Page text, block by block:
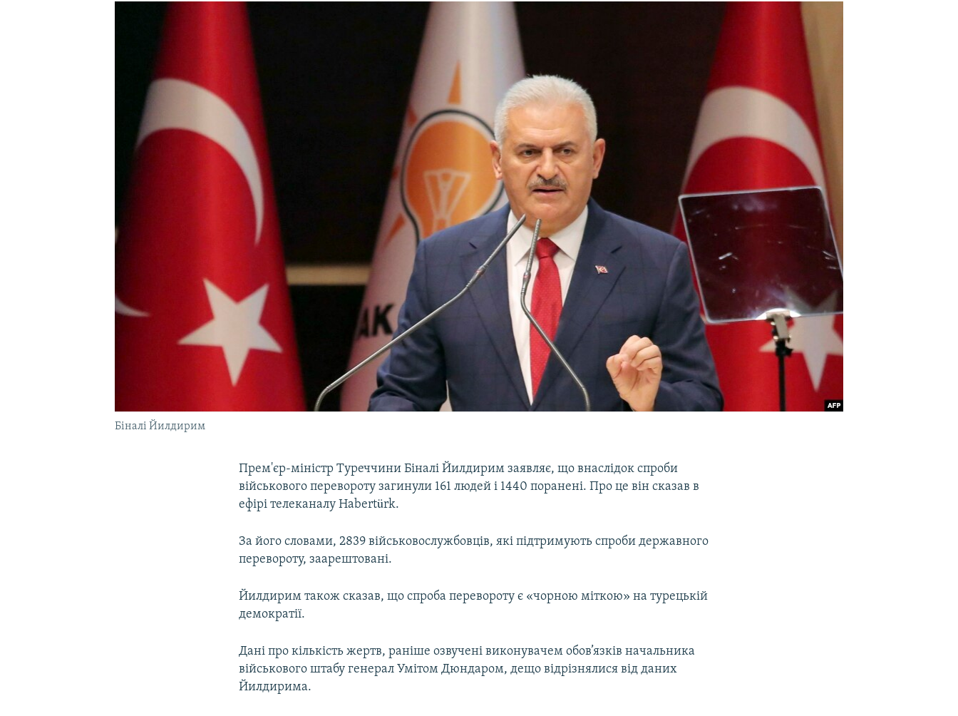
Біналі Йилдирим
Прем'єр-міністр Туреччини Біналі Йилдирим заявляє, що внаслідок спроби
військового перевороту загинули 161 людей і 1440 поранені. Про це він сказав в
ефірі телеканалу Habertürk.
За його словами, 2839 військовослужбовців, які підтримують спроби державного
перевороту, заарештовані.
Йилдирим також сказав, що спроба перевороту є «чорною міткою» на турецькій
демократії.
Дані про кількість жертв, раніше озвучені виконувачем обов’язків начальника
військового штабу генерал Умітом Дюндаром, дещо відрізнялися від даних
Йилдирима.